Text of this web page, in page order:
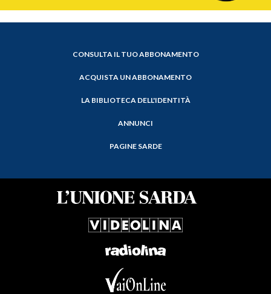
CONSULTA IL TUO ABBONAMENTO
ACQUISTA UN ABBONAMENTO
LA BIBLIOTECA DELL'IDENTITÀ
ANNUNCI
PAGINE SARDE